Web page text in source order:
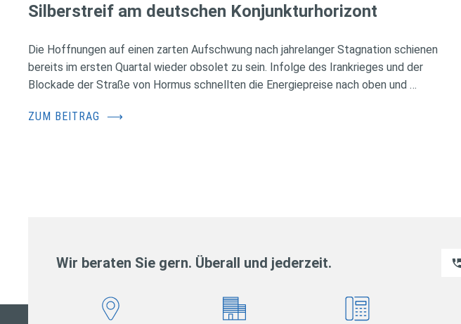
Silberstreif am deutschen Konjunkturhorizont
Die Hoffnungen auf einen zarten Aufschwung nach jahrelanger Stagnation schienen
bereits im ersten Quartal wieder obsolet zu sein. Infolge des Irankrieges und der
Blockade der Straße von Hormus schnellten die Energiepreise nach oben und …
ZUM BEITRAG ⟶
Wir beraten Sie gern. Überall und jederzeit.